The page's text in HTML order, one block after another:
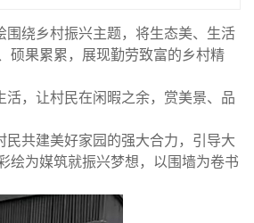
绕乡村振兴主题，将生态美、生活
硕果累累，展现勤劳致富的乡村精
，让村民在闲暇之余，赏美景、品
共建美好家园的强大合力，引导大
绘为媒筑就振兴梦想，以围墙为卷书